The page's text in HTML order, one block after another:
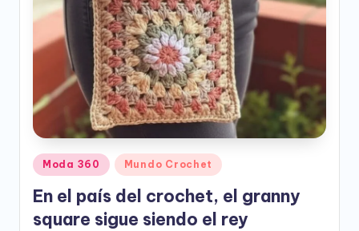
o
D
g
it
a
Publicado
en
Moda 360 Mundo Crochet
En el país del crochet, el granny
square sigue siendo el rey